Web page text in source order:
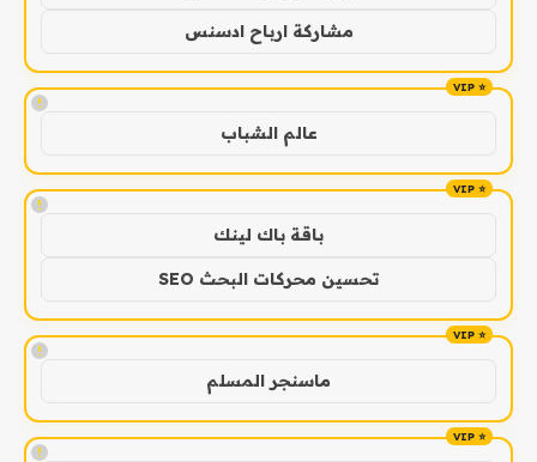
مشاركة ارباح ادسنس
!
عالم الشباب
!
باقة باك لينك
تحسين محركات البحث SEO
!
ماسنجر المسلم
!